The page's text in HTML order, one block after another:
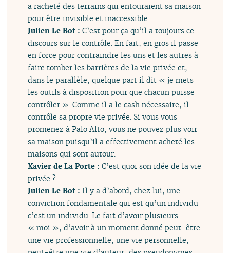
a racheté des terrains qui entouraient sa maison
pour être invisible et inaccessible.
Julien Le Bot :C’est pour ça qu’il a toujours ce
discours sur le contrôle. En fait, en gros il passe
en force pour contraindre les uns et les autres à
faire tomber les barrières de la vie privée et,
dans le parallèle, quelque part il dit « je mets
les outils à disposition pour que chacun puisse
contrôler ». Comme il a le cash nécessaire, il
contrôle sa propre vie privée. Si vous vous
promenez à Palo Alto, vous ne pouvez plus voir
sa maison puisqu’il a effectivement acheté les
maisons qui sont autour.
Xavier de La Porte :C’est quoi son idée de la vie
privée ?
Julien Le Bot :Il y a d’abord, chez lui, une
conviction fondamentale qui est qu’un individu
c’est un individu. Le fait d’avoir plusieurs
« moi », d’avoir à un moment donné peut-être
une vie professionnelle, une vie personnelle,